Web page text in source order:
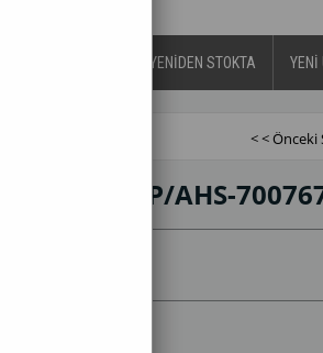
YENİDEN STOKTA YENİ
< < Önceki
SEPETİ (P/AHS-